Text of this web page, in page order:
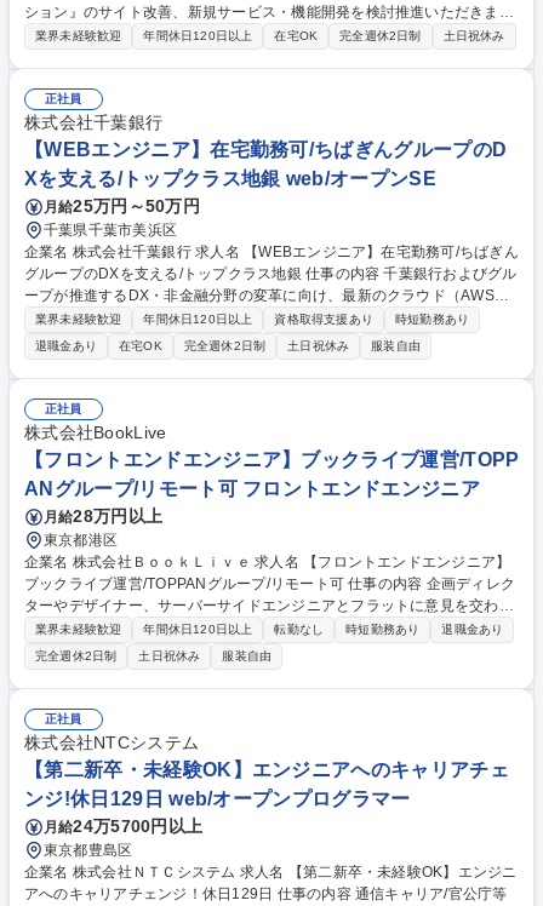
ション』のサイト改善、新規サービス・機能開発を検討推進いただきま
す。現在、さまざまなプロジェクトが稼働しており、それらを率先して進
システムの課題整理とシステム要求整理、改善実行に向けたプランニング
■開発エンジニア(情報システム部)、関係部署と開発仕様の協議・調整■開
発完了後のユーザーテスト■開発リリース後の運用サポート（事業部運用
メンバーへの教育・周知) 募集職種 【業務設計/DX推進】会員数1,220万人
自社サービス/在宅勤務可
業界未経験歓迎 年間休日120日以上 在宅OK 完全週休2日制 土日祝休み
正社員
株式会社千葉銀行
【WEBエンジニア】在宅勤務可/ちばぎんグループのD
Xを支える/トップクラス地銀 web/オープンSE
月給25万円～50万円
千葉県千葉市美浜区
企業名 株式会社千葉銀行 求人名 【WEBエンジニア】在宅勤務可/ちばぎん
グループのDXを支える/トップクラス地銀 仕事の内容 千葉銀行およびグル
ープが推進するDX・非金融分野の変革に向け、最新のクラウド（AWS
等）基盤で動作するWebシステムの提案・開発・保守をお任せします。
【具体的には】DX推進グループにて、主に千葉銀行向けのスクラッチWe
bシステム開発に携わります。まずはプロジェクトメンバーとして設計・
製造・テストを担当し、経験を積んだ後は上流工程や、将来のプロジェク
トリーダー（PL）・マネージャー（PM）へのステップアップを期待して
います。 募集職種 【WEBエンジニア】在宅勤務可/ちばぎんグループのD
Xを支える/トップクラス地銀
業界未経験歓迎 年間休日120日以上 資格取得支援あり
時短勤務あり
退職金あり
在宅OK 完全週休2日制 土日祝休み 服装自由
正社員
株式会社BookLive
【フロントエンドエンジニア】ブックライブ運営/TOPP
ANグループ/リモート可 フロントエンドエンジニア
月給28万円以上
東京都港区
企業名 株式会社ＢｏｏｋＬｉｖｅ 求人名 【フロントエンドエンジニア】
ブックライブ運営/TOPPANグループ/リモート可 仕事の内容 企画ディレク
ターやデザイナー、サーバーサイドエンジニアとフラットに意見を交わし
ながら、ユーザーファーストのプロダクト創りに伴走していただきます。
■理想のUI/UXを形にする開発：企画の意図を汲み取り、デザイナーとタッ
グを組んで、サイト内のデザイン・操作性を高品質なコーディングで使い
やすく改善します。■フロントエンドのモダン化・環境整備：生成AIを駆
使した効率的なリファクタリングや、レガシーコードからの脱却、開発環
境の最新化を推進。既存システムの運用保守から、モダンなフロントエン
ドへのリプレイス・新機能実装まで幅広くコミットして頂きます。 募集職
種 【フロントエンドエンジニア】ブックライブ運営/TOPPANグループ/リ
モート可
業界未経験歓迎 年間休日120日以上 転勤なし 時短勤務あり
退職金あり
完全週休2日制
土日祝休み 服装自由
正社員
株式会社NTCシステム
【第二新卒・未経験OK】エンジニアへのキャリアチェ
ンジ!休日129日 web/オープンプログラマー
月給24万5700円以上
東京都豊島区
企業名 株式会社ＮＴＣシステム 求人名 【第二新卒・未経験OK】エンジニ
アへのキャリアチェンジ！休日129日 仕事の内容 通信キャリア/官公庁等